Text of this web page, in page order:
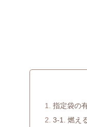
指定袋の
3-1. 燃え